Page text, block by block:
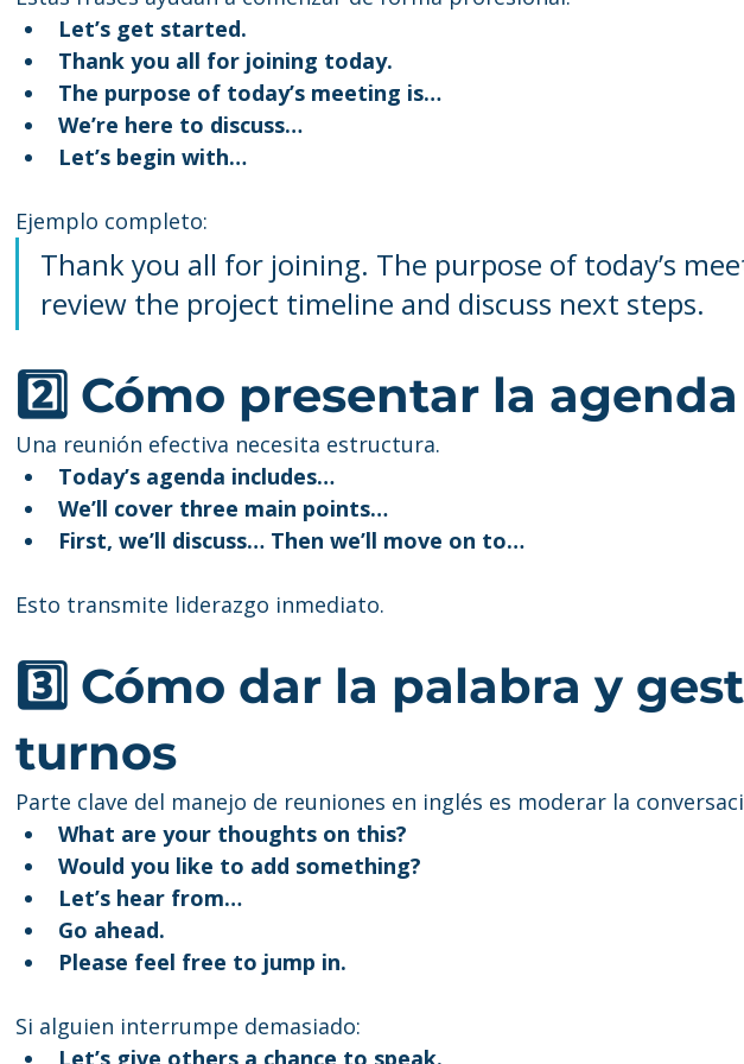
Let’s get started.
Thank you all for joining today.
The purpose of today’s meeting is…
We’re here to discuss…
Let’s begin with…
Ejemplo completo:
Thank you all for joining. The purpose of today’s
review the project timeline and discuss next steps.
2️⃣ Cómo presentar la agenda
Una reunión efectiva necesita estructura.
Today’s agenda includes…
We’ll cover three main points…
First, we’ll discuss… Then we’ll move on to…
Esto transmite liderazgo inmediato.
3️⃣ Cómo dar la palabra y
turnos
Parte clave del manejo de reuniones en inglés es moderar la
What are your thoughts on this?
Would you like to add something?
Let’s hear from…
Go ahead.
Please feel free to jump in.
Si alguien interrumpe demasiado: